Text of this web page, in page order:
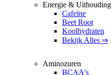
Energie & Uithouding
Cafeïne
Beet Root
Koolhydraten
Bekijk Alles ⇒
Aminozuren
BCAA's